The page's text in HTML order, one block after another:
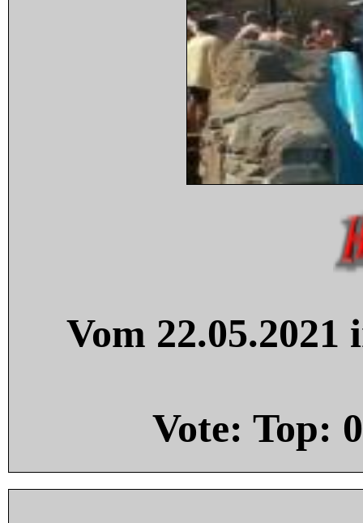
Vom
Vote: Top: 0